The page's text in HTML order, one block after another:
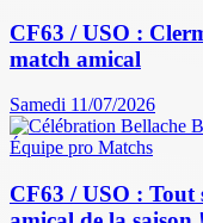
CF63 / USO :
match amical
Samedi 11/07/2026
Équipe pro Matchs
CF63 / USO : Tout